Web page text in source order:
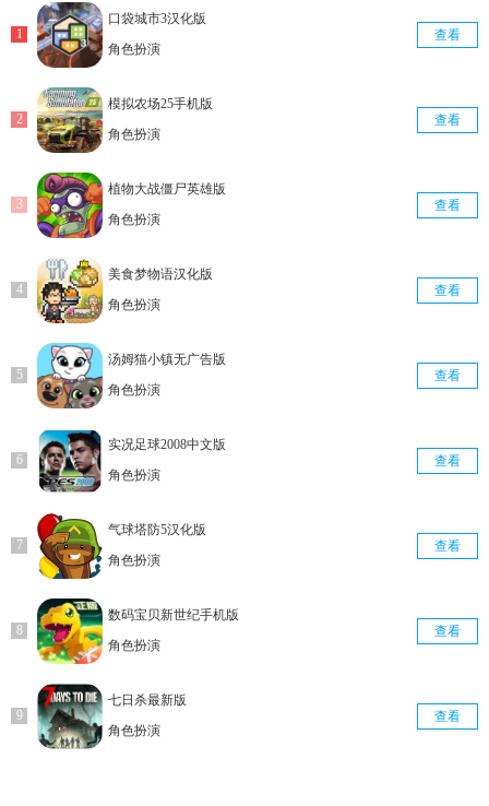
口袋城市3汉化版
角色扮演
查看
模拟农场25手机版
角色扮演
查看
植物大战僵尸英雄版
角色扮演
查看
美食梦物语汉化版
角色扮演
查看
汤姆猫小镇无广告版
角色扮演
查看
实况足球2008中文版
角色扮演
查看
气球塔防5汉化版
角色扮演
查看
数码宝贝新世纪手机版
角色扮演
查看
七日杀最新版
角色扮演
查看